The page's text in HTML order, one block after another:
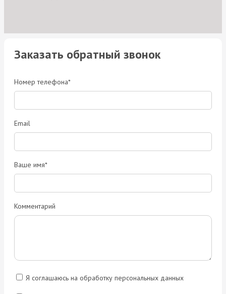
Заказать обратный звонок
Номер телефона*
Email
Ваше имя*
Комментарий
Я соглашаюсь на обработку персональных данных